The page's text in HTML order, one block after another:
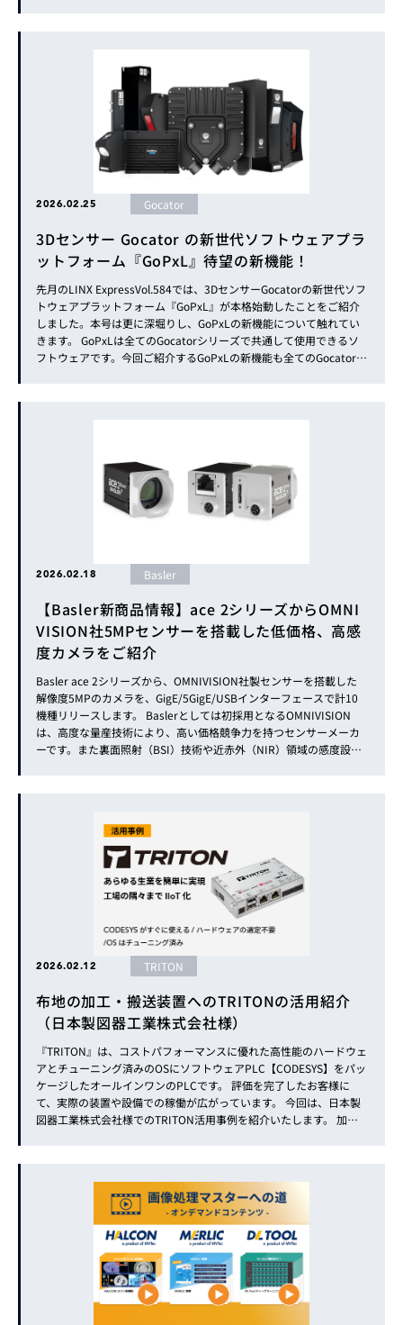
2026.02.25 Gocator
3Dセンサー Gocator の新世代ソフトウェアプラ
ットフォーム『GoPxL』待望の新機能！
先月のLINX ExpressVol.584では、3DセンサーGocatorの新世代ソフ
トウェアプラットフォーム『GoPxL』が本格始動したことをご紹介
しました。本号は更に深堀りし、GoPxLの新機能について触れてい
きます。 GoPxLは全てのGocatorシリーズで共通して使用できるソ
フトウェアです。今回ご紹介するGoPxLの新機能も全てのGocatorで
2026.02.18 Basler
【Basler新商品情報】ace 2シリーズからOMNI
VISION社5MPセンサーを搭載した低価格、高感
度カメラをご紹介
Basler ace 2シリーズから、OMNIVISION社製センサーを搭載した
解像度5MPのカメラを、GigE/5GigE/USBインターフェースで計10
機種リリースします。 Baslerとしては初採用となるOMNIVISION
は、高度な量産技術により、高い価格競争力を持つセンサーメーカ
ーです。また裏面照射（BSI）技術や近赤外（NIR）領域の感度設計
2026.02.12 TRITON
布地の加工・搬送装置へのTRITONの活用紹介
（日本製図器工業株式会社様）
『TRITON』は、コストパフォーマンスに優れた高性能のハードウェ
アとチューニング済みのOSにソフトウェアPLC【CODESYS】をパッ
ケージしたオールインワンのPLCです。 評価を完了したお客様に
て、実際の装置や設備での稼働が広がっています。 今回は、日本製
図器工業株式会社様でのTRITON活用事例を紹介いたします。 加え